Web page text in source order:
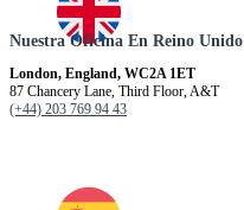
Nuestra Oficina En Reino Unido
London, England, WC2A 1ET
87 Chancery Lane, Third Floor, A&T
(+44) 203 769 94 43